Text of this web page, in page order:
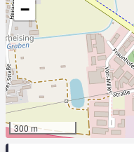
−
300 m